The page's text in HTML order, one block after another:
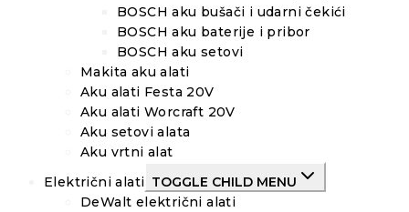
BOSCH aku bušači i udarni čekići
BOSCH aku baterije i pribor
BOSCH aku setovi
Makita aku alati
Aku alati Festa 20V
Aku alati Worcraft 20V
Aku setovi alata
Aku vrtni alat
Električni alati TOGGLE CHILD MENU
DeWalt električni alati